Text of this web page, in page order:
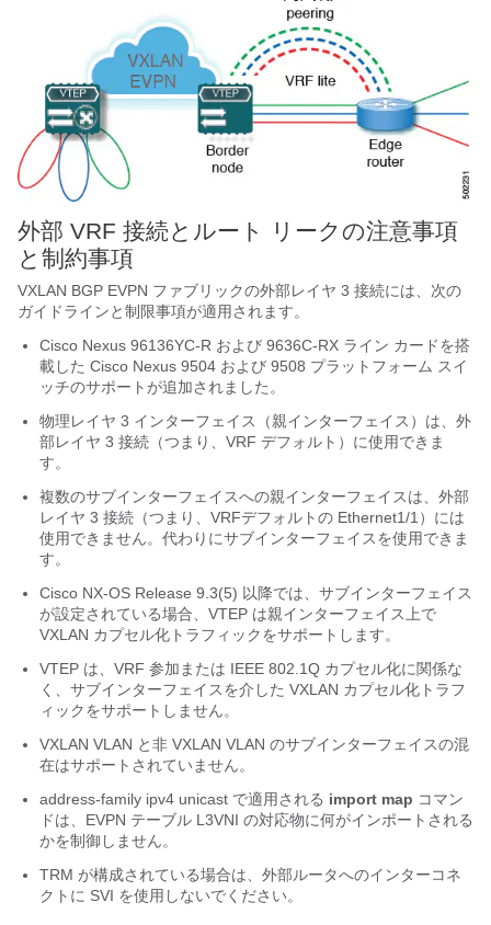
外部 VRF 接続とルート リークの注意事項
と制約事項
VXLAN BGP EVPN ファブリックの外部レイヤ 3 接続には、次の
ガイドラインと制限事項が適用されます。
Cisco Nexus 96136YC-R および 9636C-RX ライン カードを搭
載した Cisco Nexus 9504 および 9508 プラットフォーム スイ
ッチのサポートが追加されました。
物理レイヤ 3 インターフェイス（親インターフェイス）は、外
部レイヤ 3 接続（つまり、VRF デフォルト）に使用できま
す。
複数のサブインターフェイスへの親インターフェイスは、外部
レイヤ 3 接続（つまり、VRFデフォルトの Ethernet1/1）には
使用できません。代わりにサブインターフェイスを使用できま
す。
Cisco NX-OS Release 9.3(5) 以降では、サブインターフェイス
が設定されている場合、VTEP は親インターフェイス上で
VXLAN カプセル化トラフィックをサポートします。
VTEP は、VRF 参加または IEEE 802.1Q カプセル化に関係な
く、サブインターフェイスを介した VXLAN カプセル化トラフ
ィックをサポートしません。
VXLAN VLAN と非 VXLAN VLAN のサブインターフェイスの混
在はサポートされていません。
address-family ipv4 unicast で適用される import map コマン
ドは、EVPN テーブル L3VNI の対応物に何がインポートされる
かを制御しません。
TRM が構成されている場合は、外部ルータへのインターコネ
クトに SVI を使用しないでください。